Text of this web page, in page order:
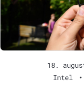
18.
Intel
•